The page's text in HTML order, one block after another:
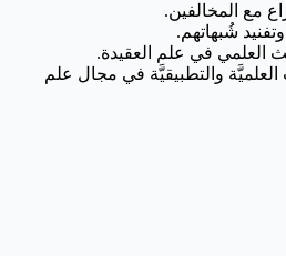
مع المخالفين.
شُبهاتهم.
العلمي في علم العقيدة.
والتطبيقيَّة في مجال علم